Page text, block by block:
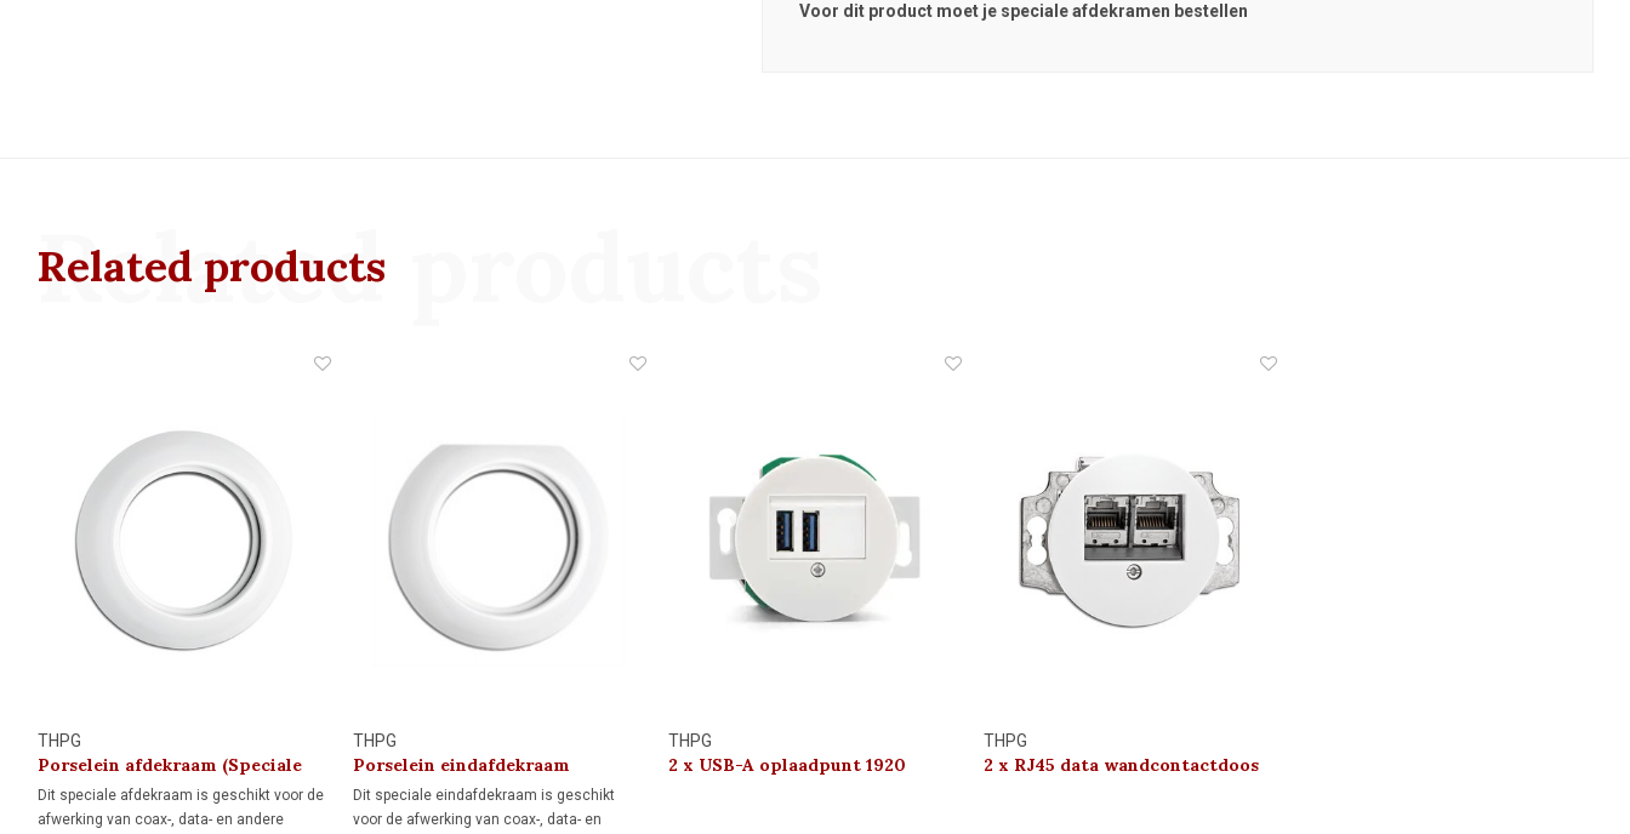
Voor dit product moet je speciale afdekramen bestellen
Related products
Related products
THPG
Porselein afdekraam (Speciale
Aansluiting)
Dit speciale afdekraam is geschikt voor de
afwerking van coax-, data- en andere
THPG
Porselein eindafdekraam
(Speciale Aansluiting)
Dit speciale eindafdekraam is geschikt
voor de afwerking van coax-, data- en
THPG
2 x USB-A oplaadpunt 1920
THPG
2 x RJ45 data wandcontactdoos